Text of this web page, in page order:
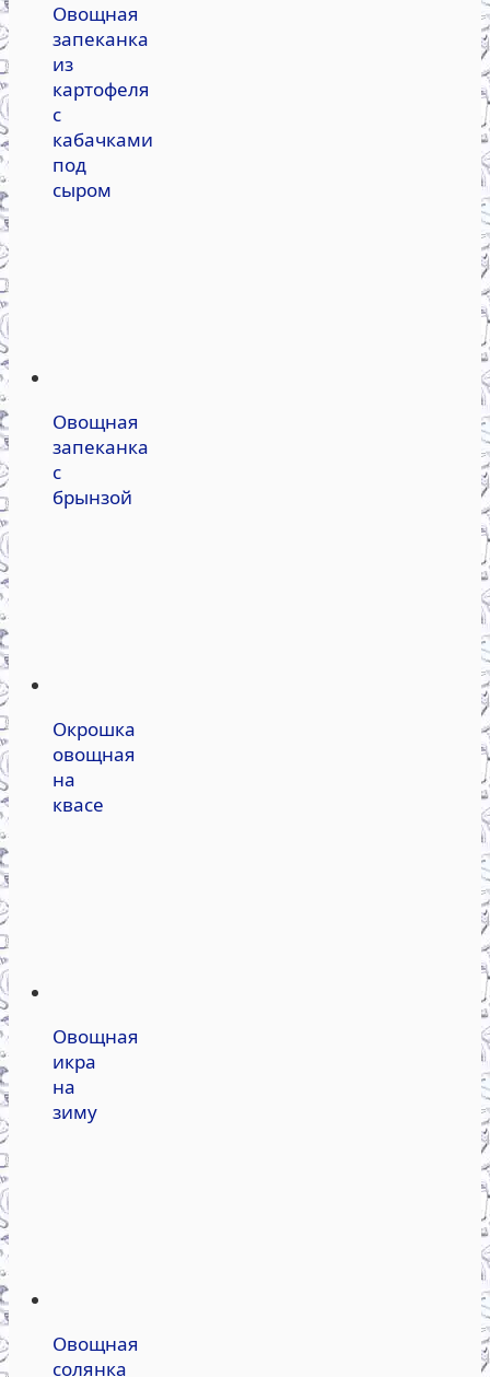
Овощная
запеканка
из
картофеля
с
кабачками
под
сыром
Овощная
запеканка
с
брынзой
Окрошка
овощная
на
квасе
Овощная
икра
на
зиму
Овощная
солянка